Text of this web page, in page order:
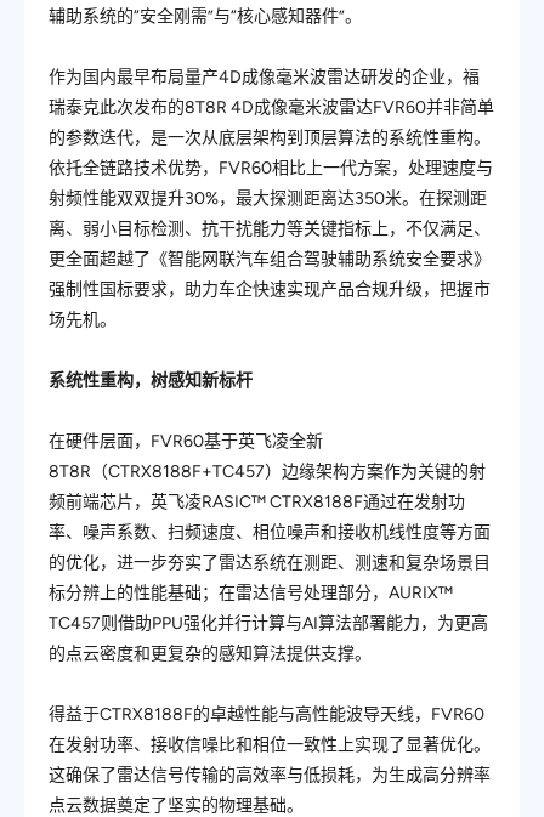
辅助系统的“安全刚需”与“核⼼感知器件”。
作为国内最早布局量产4D成像毫米波雷达研发的企业，福
瑞泰克此次发布的8T8R 4D成像毫米波雷达FVR60并非简单
的参数迭代，是一次从底层架构到顶层算法的系统性重构。
依托全链路技术优势，FVR60相比上一代方案，处理速度与
射频性能双双提升30%， 最大探测距离达350米。在探测距
离、弱⼩⽬标检测、抗⼲扰能⼒等关键指标上，不仅满足、
更全面超越了《智能网联汽车组合驾驶辅助系统安全要求》
强制性国标要求，助⼒⻋企快速实现产品合规升级，把握市
场先机。
系统性重构，树感知新标杆
在硬件层面，FVR60基于英飞凌全新
8T8R（CTRX8188F+TC457）边缘架构方案作为关键的射
频前端芯片，英飞凌RASIC™CTRX8188F通过在发射功
率、噪声系数、扫频速度、相位噪声和接收机线性度等方面
的优化，进一步夯实了雷达系统在测距、测速和复杂场景目
标分辨上的性能基础；在雷达信号处理部分，AURIX™
TC457则借助PPU强化并行计算与AI算法部署能力，为更高
的点云密度和更复杂的感知算法提供支撑。
得益于CTRX8188F的卓越性能与高性能波导天线，FVR60
在发射功率、接收信噪比和相位一致性上实现了显著优化。
这确保了雷达信号传输的高效率与低损耗，为生成高分辨率
点云数据奠定了坚实的物理基础。